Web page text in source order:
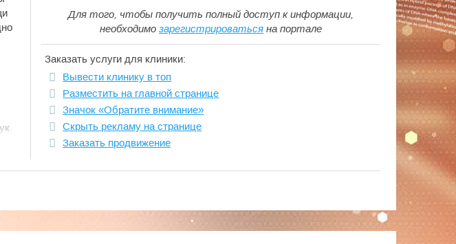
Для того, чтобы получить полный доступ к информации,
необходимо зарегистрироваться на портале
Заказать услуги для клиники:
Вывести клинику в топ
Разместить на главной странице
Значок «Обратите внимание»
Скрыть рекламу на странице
Заказать продвижение